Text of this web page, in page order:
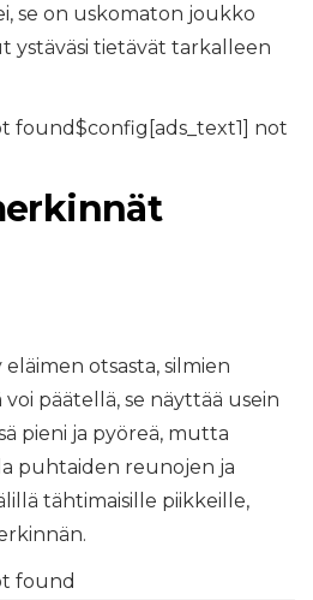
se on uskomaton joukko
ystäväsi tietävät tarkalleen
found$config[ads_text1] not
otsasta, silmien
päätellä, se näyttää usein
pieni ja pyöreä, mutta
puhtaiden reunojen ja
tähtimaisille piikkeille,
found